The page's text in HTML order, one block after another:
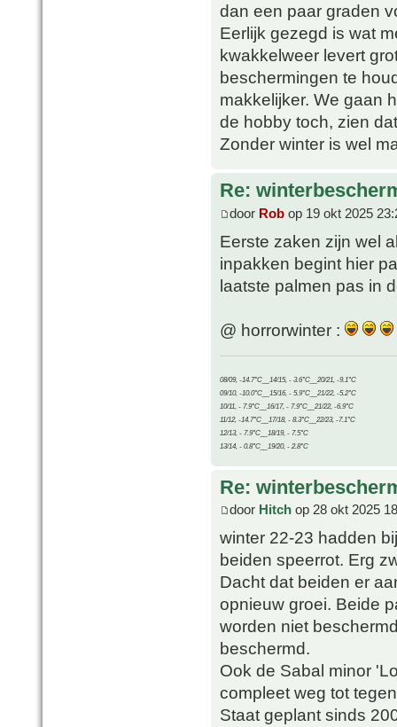
dan een paar graden
Eerlijk gezegd is wat
kwakkelweer levert
beschermingen te
makkelijker. We gaan
de hobby toch, zien
Zonder winter is wel
Re:
door Rob op 19 okt 2025
Eerste zaken zijn wel
inpakken begint hier
laatste palmen pas in
@ horrorwinter :
08/09, -14.7°C__14/15, - 3.6°C__20/21, -9.1°C
09/10, -10.0°C__15/16, - 5.9°C__21/22, -5.2°C
10/11, - 7.9°C__16/17, - 7.9°C__21/22, -6.9°C
11/12, -14.7°C__17/18, - 8.3°C__22/23, -7.1°C
12/13, - 7.9°C__18/19, - 7.5°C
13/14, - 0.8°C__19/20, - 2.8°C
Re:
door Hitch op 28 okt 2025
winter 22-23 hadden
beiden speerrot. Erg
Dacht dat beiden er
opnieuw groei. Beide
worden niet
beschermd.
Ook de Sabal minor
compleet weg tot
Staat geplant sinds